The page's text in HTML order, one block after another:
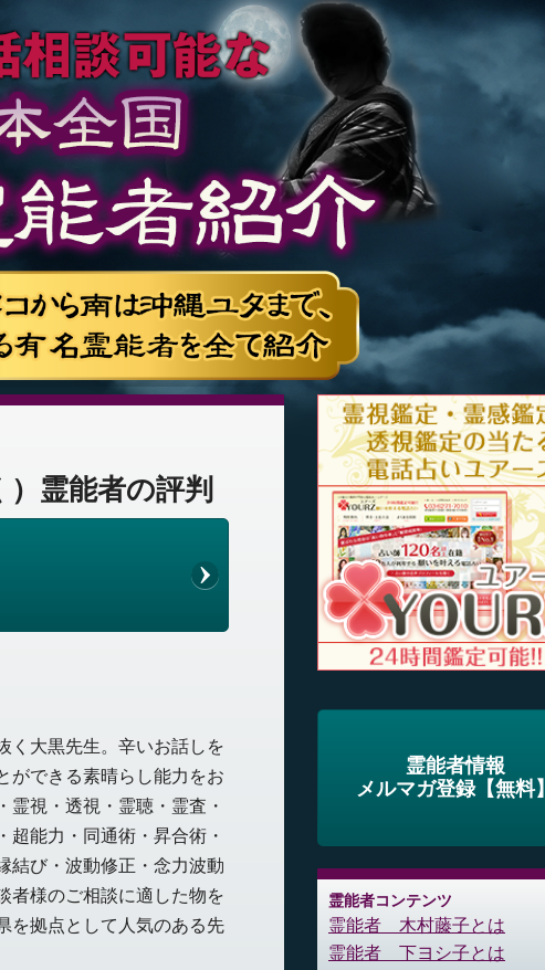
霊能者の評判
く大黒先生。辛いお話しを
ができる素晴らし能力をお
霊視・透視・霊聴・霊査・
能力・同通術・昇合術・
結び・波動修正・念力波動
者様のご相談に適した物を
を拠点として人気のある先
霊能者情報
メルマガ登録【無料】
霊能者コンテンツ
霊能者 木村藤子とは
霊能者 下ヨシ子とは